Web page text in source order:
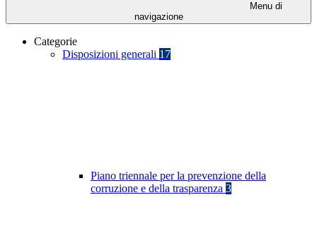
Menu di
navigazione
Categorie
Disposizioni generali 17
Piano triennale per la prevenzione della
corruzione e della trasparenza 3